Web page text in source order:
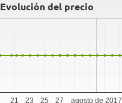
Evolución del precio
agosto de 2017
21 23 25 27